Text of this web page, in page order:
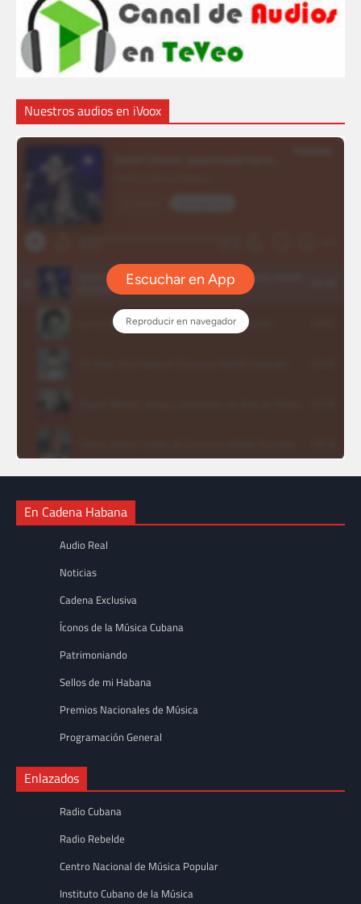
Nuestros audios en iVoox
En Cadena Habana
Audio Real
Noticias
Cadena Exclusiva
Íconos de la Música Cubana
Patrimoniando
Sellos de mi Habana
Premios Nacionales de Música
Programación General
Enlazados
Radio Cubana
Radio Rebelde
Centro Nacional de Música Popular
Instituto Cubano de la Música